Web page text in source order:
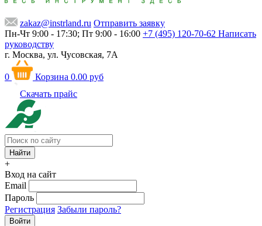
zakaz@instrland.ru Отправить заявку
Пн-Чт 9:00 - 17:30; Пт 9:00 - 16:00 +7 (495) 120-70-62 Написать
руководству
г. Москва, ул. Чусовская, 7А
0 Корзина 0.00 руб
Скачать прайс
+
Вход на сайт
Email
Пароль
Регистрация Забыли пароль?
Войти